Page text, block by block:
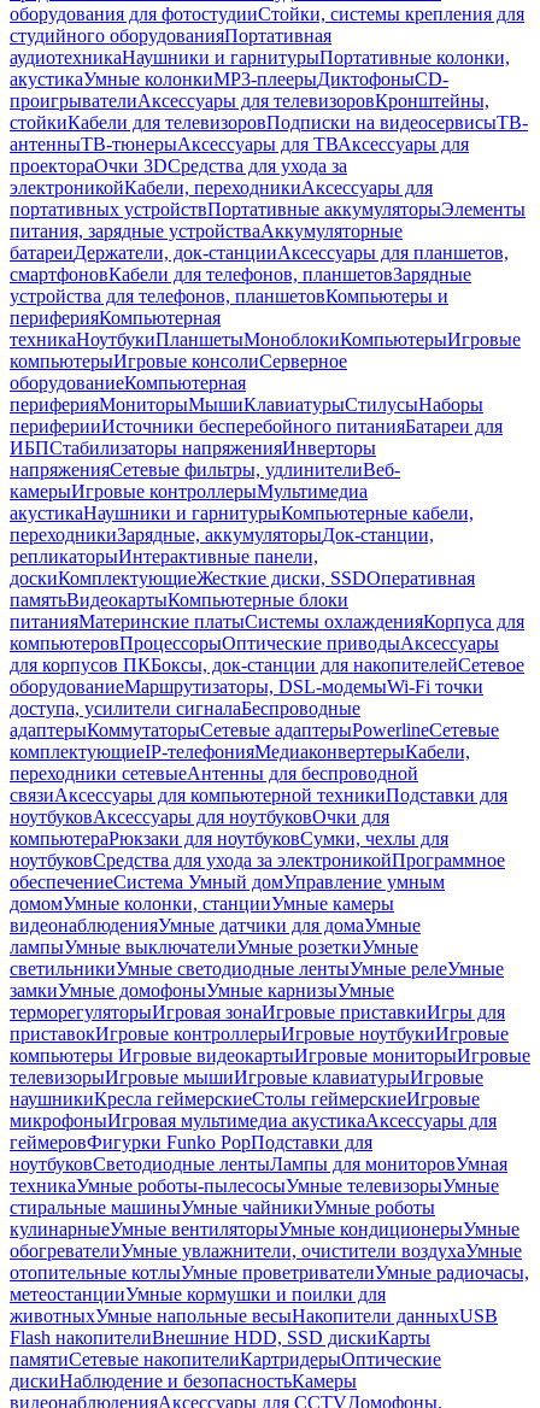
оборудования для фотостудииСтойки, системы крепления для
студийного оборудованияПортативная
аудиотехникаНаушники и гарнитурыПортативные колонки,
акустикаУмные колонкиMP3-плеерыДиктофоныCD-
проигрывателиАксессуары для телевизоровКронштейны,
стойкиКабели для телевизоровПодписки на видеосервисыТВ-
антенныТВ-тюнерыАксессуары для ТВАксессуары для
проектораОчки 3DСредства для ухода за
электроникойКабели, переходникиАксессуары для
портативных устройствПортативные аккумуляторыЭлементы
питания, зарядные устройстваАккумуляторные
батареиДержатели, док-станцииАксессуары для планшетов,
смартфоновКабели для телефонов, планшетовЗарядные
устройства для телефонов, планшетовКомпьютеры и
периферияКомпьютерная
техникаНоутбукиПланшетыМоноблокиКомпьютерыИгровые
компьютерыИгровые консолиСерверное
оборудованиеКомпьютерная
периферияМониторыМышиКлавиатурыСтилусыНаборы
периферииИсточники бесперебойного питанияБатареи для
ИБПСтабилизаторы напряженияИнверторы
напряженияСетевые фильтры, удлинителиВеб-
камерыИгровые контроллерыМультимедиа
акустикаНаушники и гарнитурыКомпьютерные кабели,
переходникиЗарядные, аккумуляторыДок-станции,
репликаторыИнтерактивные панели,
доскиКомплектующиеЖесткие диски, SSDОперативная
памятьВидеокартыКомпьютерные блоки
питанияМатеринские платыСистемы охлажденияКорпуса для
компьютеровПроцессорыОптические приводыАксессуары
для корпусов ПКБоксы, док-станции для накопителейСетевое
оборудованиеМаршрутизаторы, DSL-модемыWi-Fi точки
доступа, усилители сигналаБеспроводные
адаптерыКоммутаторыСетевые адаптерыPowerlineСетевые
комплектующиеIP-телефонияМедиаконвертерыКабели,
переходники сетевыеАнтенны для беспроводной
связиАксессуары для компьютерной техникиПодставки для
ноутбуковАксессуары для ноутбуковОчки для
компьютераРюкзаки для ноутбуковСумки, чехлы для
ноутбуковСредства для ухода за электроникойПрограммное
обеспечениеСистема Умный домУправление умным
домомУмные колонки, станцииУмные камеры
видеонаблюденияУмные датчики для домаУмные
лампыУмные выключателиУмные розеткиУмные
светильникиУмные светодиодные лентыУмные релеУмные
замкиУмные домофоныУмные карнизыУмные
терморегуляторыИгровая зонаИгровые приставкиИгры для
приставокИгровые контроллерыИгровые ноутбукиИгровые
компьютеры Игровые видеокартыИгровые мониторыИгровые
телевизорыИгровые мышиИгровые клавиатурыИгровые
наушникиКресла геймерскиеСтолы геймерскиеИгровые
микрофоныИгровая мультимедиа акустикаАксессуары для
геймеровФигурки Funko PopПодставки для
ноутбуковСветодиодные лентыЛампы для мониторовУмная
техникаУмные роботы-пылесосыУмные телевизорыУмные
стиральные машиныУмные чайникиУмные роботы
кулинарныеУмные вентиляторыУмные кондиционерыУмные
обогревателиУмные увлажнители, очистители воздухаУмные
отопительные котлыУмные проветривателиУмные радиочасы,
метеостанцииУмные кормушки и поилки для
животныхУмные напольные весыНакопители данныхUSB
Flash накопителиВнешние HDD, SSD дискиКарты
памятиСетевые накопителиКартридерыОптические
дискиНаблюдение и безопасностьКамеры
видеонаблюденияАксессуары для CCTVДомофоны,